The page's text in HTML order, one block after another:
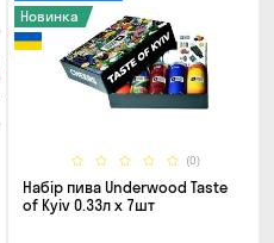
(0)
Новинка
Набір пива Underwood Taste
of Kyiv 0.33л x 7шт